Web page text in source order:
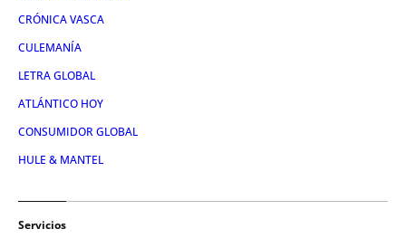
CRÓNICA VASCA
CULEMANÍA
LETRA GLOBAL
ATLÁNTICO HOY
CONSUMIDOR GLOBAL
HULE & MANTEL
Servicios